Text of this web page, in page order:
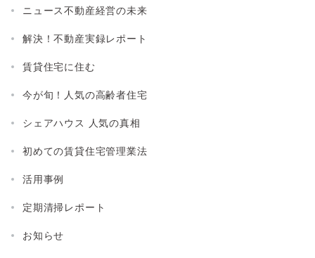
ニュース不動産経営の未来
解決！不動産実録レポート
賃貸住宅に住む
今が旬！人気の高齢者住宅
シェアハウス 人気の真相
初めての賃貸住宅管理業法
活用事例
定期清掃レポート
お知らせ